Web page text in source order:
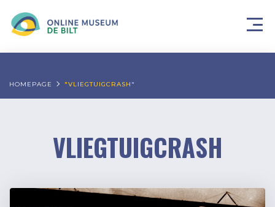
HOMEPAGE "VLIEGTUIGCRASH"
VLIEGTUIGCRASH